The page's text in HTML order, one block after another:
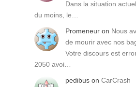
Dans la situation
du moins, le…
Promeneur on Nous
de mourir avec nos
Votre discours est
2050 avoi…
pedibus on CarCrash